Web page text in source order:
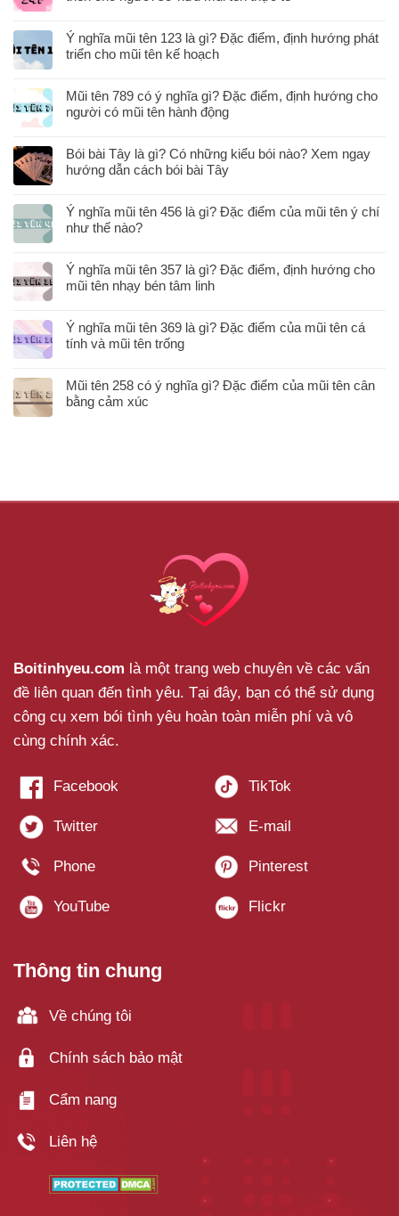
Ý nghĩa mũi tên 123 là gì? Đặc điểm, định hướng phát
triển cho mũi tên kế hoạch
Mũi tên 789 có ý nghĩa gì? Đặc điểm, định hướng cho
người có mũi tên hành động
Bói bài Tây là gì? Có những kiểu bói nào? Xem ngay
hướng dẫn cách bói bài Tây
Ý nghĩa mũi tên 456 là gì? Đặc điểm của mũi tên ý chí
như thế nào?
Ý nghĩa mũi tên 357 là gì? Đặc điểm, định hướng cho
mũi tên nhạy bén tâm linh
Ý nghĩa mũi tên 369 là gì? Đặc điểm của mũi tên cá
tính và mũi tên trống
Mũi tên 258 có ý nghĩa gì? Đặc điểm của mũi tên cân
bằng cảm xúc
Boitinhyeu.com là một trang web chuyên về các vấn
đề liên quan đến tình yêu. Tại đây, bạn có thể sử dụng
công cụ xem bói tình yêu hoàn toàn miễn phí và vô
cùng chính xác.
Thông tin chung
Về chúng tôi
Chính sách bảo mật
Cẩm nang
Liên hệ